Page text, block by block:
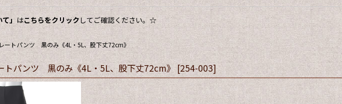
」 はこちらをクリックしてご確認ください。☆
トパンツ 黒のみ《4L・5L、股下丈72cm》
パンツ 黒のみ《4L・5L、股下丈72cm》 [254-003]